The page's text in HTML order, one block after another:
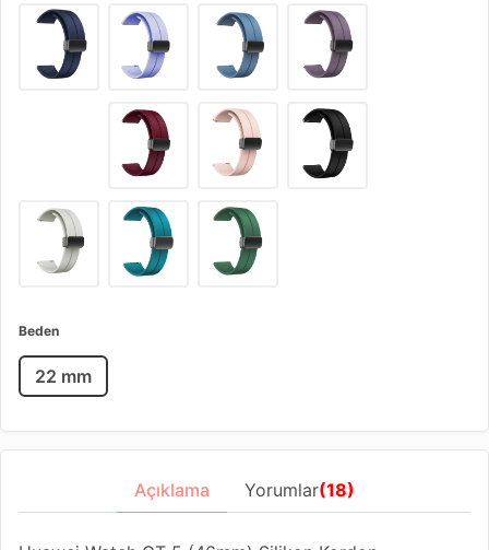
Beden
22 mm
Açıklama Yorumlar(18)